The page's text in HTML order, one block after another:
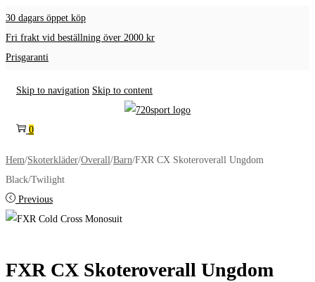
30 dagars öppet köp
Fri frakt vid beställning över 2000 kr
Prisgaranti
Skip to navigation Skip to content
0
Hem/Skoterkläder/Overall/Barn/FXR CX Skoteroverall Ungdom
Black/Twilight
Previous
FXR CX Skoteroverall Ungdom